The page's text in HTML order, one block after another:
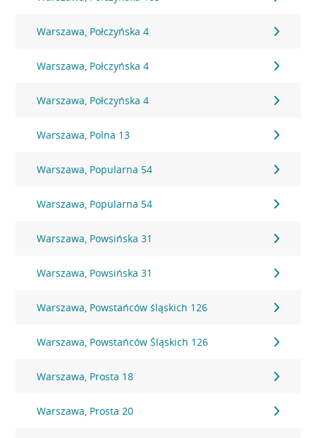
Warszawa, Połczyńska 4
Warszawa, Połczyńska 4
Warszawa, Połczyńska 4
Warszawa, Polna 13
Warszawa, Popularna 54
Warszawa, Popularna 54
Warszawa, Powsińska 31
Warszawa, Powsińska 31
Warszawa, Powstańców śląskich 126
Warszawa, Powstańców Śląskich 126
Warszawa, Prosta 18
Warszawa, Prosta 20